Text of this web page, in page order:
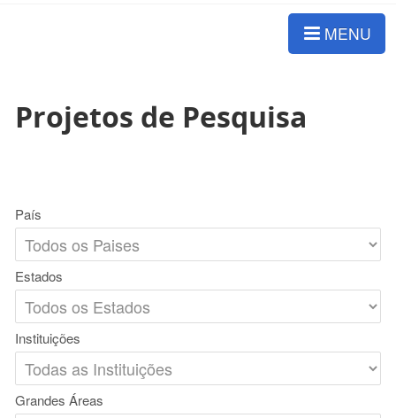
MENU
Projetos de Pesquisa
País
Estados
Instituições
Grandes Áreas